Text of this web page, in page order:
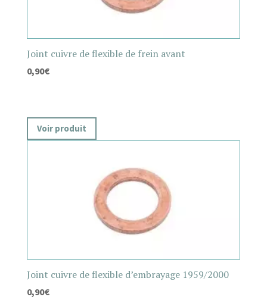
Joint cuivre de flexible de frein avant
0,90€
Voir produit
Joint cuivre de flexible d’embrayage 1959/2000
0,90€